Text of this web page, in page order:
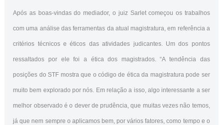
Após as boas-vindas do mediador, o juiz Sarlet começou os trabalhos
com uma análise das ferramentas da atual magistratura, em referência a
critérios técnicos e éticos das atividades judicantes. Um dos pontos
ressaltados por ele foi a ética dos magistrados. “A tendência das
posições do STF mostra que o código de ética da magistratura pode ser
muito bem explorado por nós. Em relação a isso, algo interessante a ser
melhor observado é o dever de prudência, que muitas vezes não temos,
já que nem sempre o aplicamos bem, por vários fatores, como tempo e o